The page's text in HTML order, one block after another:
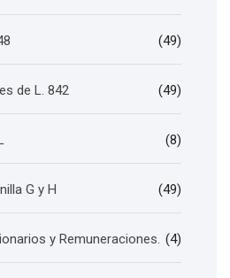
(49)
de L. 842 (49)
(8)
G y H (49)
y Remuneraciones. (4)